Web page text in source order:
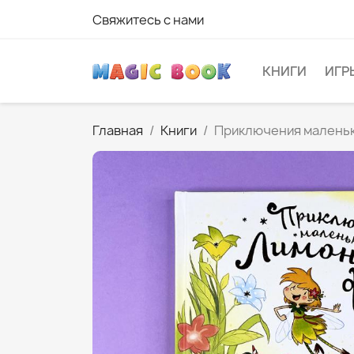
Свяжитесь с нами
КНИГИ
Главная Книги Приключения